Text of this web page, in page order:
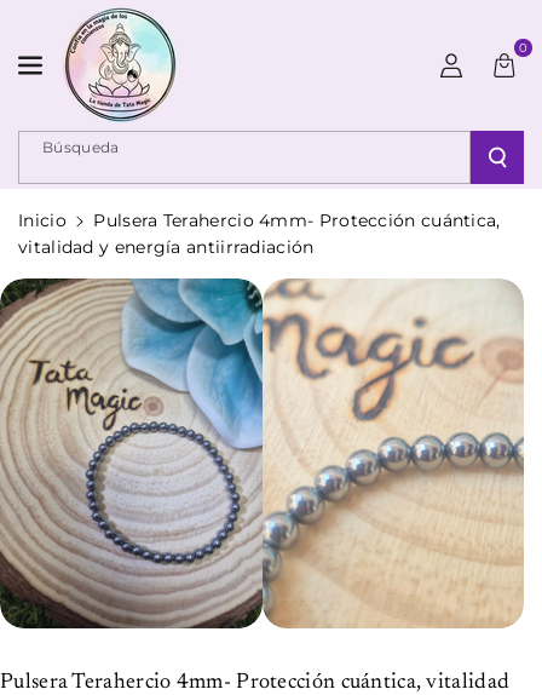
Ir Directamente Al Contenido
Búsqueda
0
Inicio
Pulsera Terahercio 4mm- Protección cuántica,
vitalidad y energía antiirradiación
Ir Directamente A La Información Del Producto
S
Pulsera Terahercio 4mm- Protección cuántica, vitalidad